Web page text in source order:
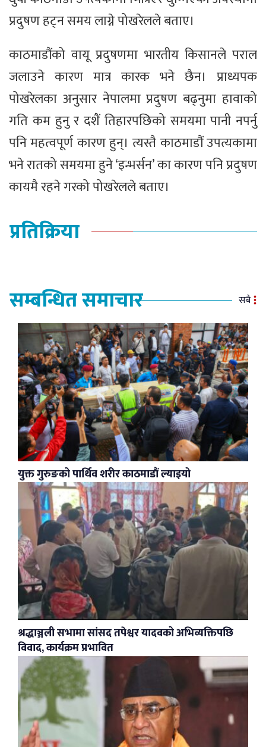
प्रदुषण हट्न समय लाग्ने पोखरेलले बताए।
काठमाडौंको वायू प्रदुषणमा भारतीय किसानले पराल
जलाउने कारण मात्र कारक भने छैन। प्राध्यपक
पोखरेलका अनुसार नेपालमा प्रदुषण बढ्नुमा हावाको
गति कम हुनु र दशैं तिहारपछिको समयमा पानी नपर्नु
पनि महत्वपूर्ण कारण हुन्। त्यस्तै काठमाडौं उपत्यकामा
भने रातको समयमा हुने ‘इन्भर्सन’ का कारण पनि प्रदुषण
कायमै रहने गरको पोखरेलले बताए।
प्रतिक्रिया
सम्बन्धित समाचार सबै
युक्त गुरुङको पार्थिव शरीर काठमाडौं ल्याइयो
श्रद्धाञ्जली सभामा सांसद तपेश्वर यादवको अभिव्यक्तिपछि
विवाद, कार्यक्रम प्रभावित